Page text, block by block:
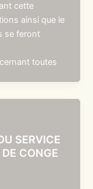
cette
ainsi que le
se feront
toutes
SERVICE
CONGE